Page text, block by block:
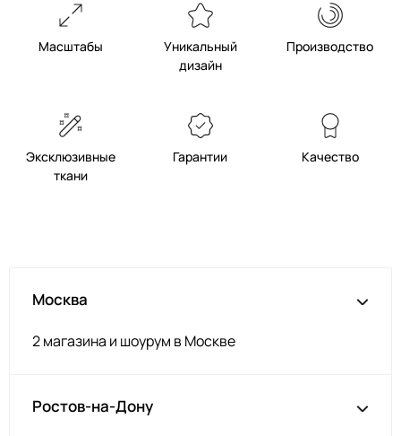
Масштабы
Уникальный
дизайн
Производство
Эксклюзивные
ткани
Гарантии Качество
Москва
2 магазина и шоурум в Москве
Ростов-на-Дону